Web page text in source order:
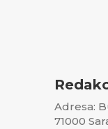
Adresa:
71000